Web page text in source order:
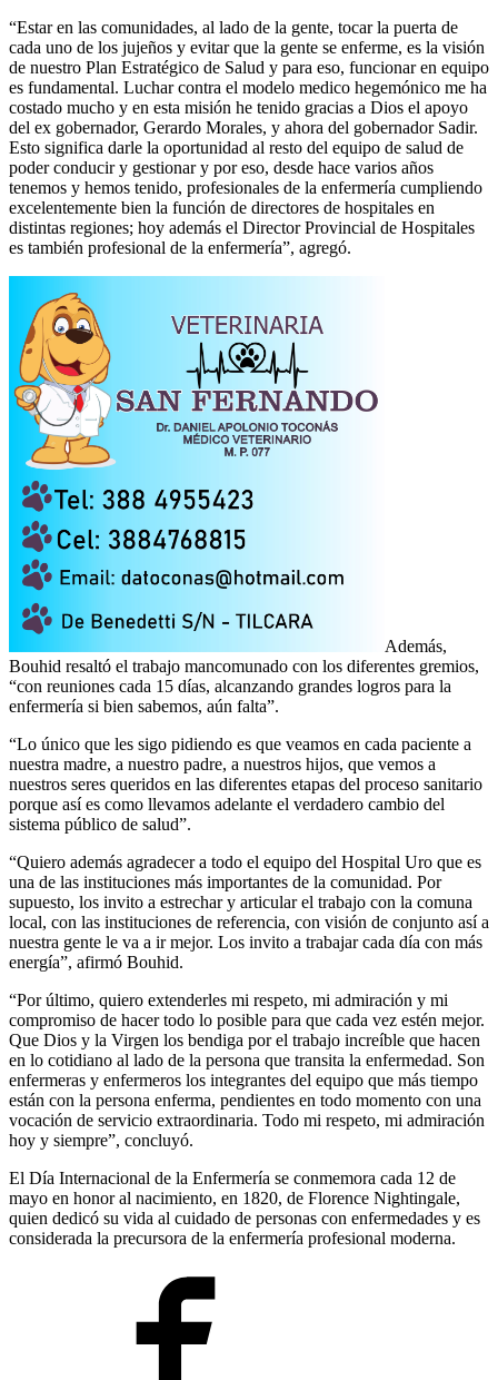
“Estar en las comunidades, al lado de la gente, tocar la puerta de
cada uno de los jujeños y evitar que la gente se enferme, es la visión
de nuestro Plan Estratégico de Salud y para eso, funcionar en equipo
es fundamental. Luchar contra el modelo medico hegemónico me ha
costado mucho y en esta misión he tenido gracias a Dios el apoyo
del ex gobernador, Gerardo Morales, y ahora del gobernador Sadir.
Esto significa darle la oportunidad al resto del equipo de salud de
poder conducir y gestionar y por eso, desde hace varios años
tenemos y hemos tenido, profesionales de la enfermería cumpliendo
excelentemente bien la función de directores de hospitales en
distintas regiones; hoy además el Director Provincial de Hospitales
es también profesional de la enfermería”, agregó.
Además,
Bouhid resaltó el trabajo mancomunado con los diferentes gremios,
“con reuniones cada 15 días, alcanzando grandes logros para la
enfermería si bien sabemos, aún falta”.
“Lo único que les sigo pidiendo es que veamos en cada paciente a
nuestra madre, a nuestro padre, a nuestros hijos, que vemos a
nuestros seres queridos en las diferentes etapas del proceso sanitario
porque así es como llevamos adelante el verdadero cambio del
sistema público de salud”.
“Quiero además agradecer a todo el equipo del Hospital Uro que es
una de las instituciones más importantes de la comunidad. Por
supuesto, los invito a estrechar y articular el trabajo con la comuna
local, con las instituciones de referencia, con visión de conjunto así a
nuestra gente le va a ir mejor. Los invito a trabajar cada día con más
energía”, afirmó Bouhid.
“Por último, quiero extenderles mi respeto, mi admiración y mi
compromiso de hacer todo lo posible para que cada vez estén mejor.
Que Dios y la Virgen los bendiga por el trabajo increíble que hacen
en lo cotidiano al lado de la persona que transita la enfermedad. Son
enfermeras y enfermeros los integrantes del equipo que más tiempo
están con la persona enferma, pendientes en todo momento con una
vocación de servicio extraordinaria. Todo mi respeto, mi admiración
hoy y siempre”, concluyó.
El Día Internacional de la Enfermería se conmemora cada 12 de
mayo en honor al nacimiento, en 1820, de Florence Nightingale,
quien dedicó su vida al cuidado de personas con enfermedades y es
considerada la precursora de la enfermería profesional moderna.